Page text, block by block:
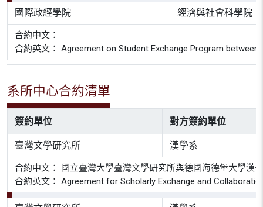
國際政經學院 經濟與社會科學院
合約中文：
合約英文： Agreement on Student Exchange Program
系所中心合約清單
簽約單位 對方簽約單位
臺灣文學研究所 漢學系
合約中文： 國立臺灣大學臺灣文學研究所與德國海德堡大學漢
合約英文： Agreement for Scholarly Exchange and